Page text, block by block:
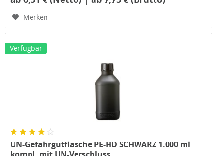
Merken
Verfügbar
UN-Gefahrgutflasche PE-HD SCHWARZ 1.000 ml